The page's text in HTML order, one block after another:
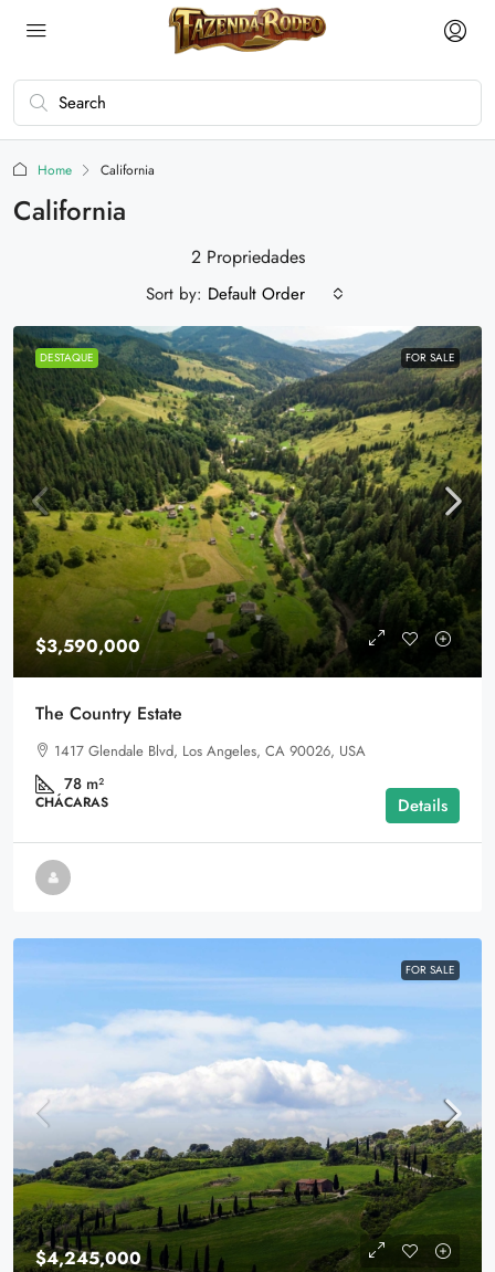
Home California
California
2 Propriedades
Sort by: Default Order
DESTAQUE FOR SALE
$3,590,000
The Country Estate
1417 Glendale Blvd, Los Angeles, CA 90026, USA
78 m²
CHÁCARAS Details
FOR SALE
$4,245,000